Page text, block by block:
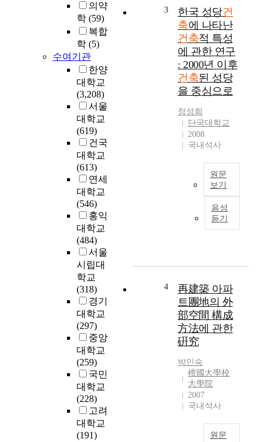
의약
학 (59)
복합
학 (5)
수여기관
한양
대학교
(3,208)
서울
대학교
(619)
건국
대학교
(613)
연세
대학교
(546)
홍익
대학교
(484)
서울
시립대
학교
(318)
경기
대학교
(297)
중앙
대학교
(259)
국민
대학교
(228)
고려
대학교
(191)
3 한국 성당건
축에 나타난
건축적 특성
에 관한 연구
: 2000년 이후
건축된 성당
을 중심으로
정성희
단국대학교
2008
국내석사
원문
보기
음성
듣기
4
再建築 아파
트團地의 外
部空間 構成
方法에 관한
硏究
박인숙
檀國大學校
大學院
2007
국내석사
원문